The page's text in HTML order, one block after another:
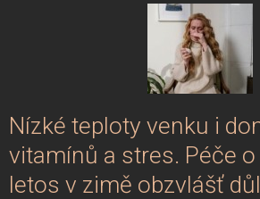
Nízké teploty venku i
vitamínů a stres. Péče
letos v zimě obzvlášť